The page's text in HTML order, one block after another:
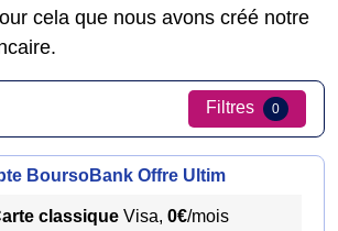
cela que nous avons créé notre
Filtres 0
BoursoBank Offre Ultim
classiqueVisa, 0€/mois